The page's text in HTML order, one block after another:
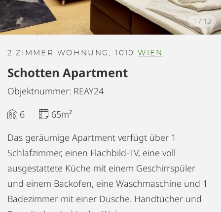
1 / 13
2 ZIMMER WOHNUNG, 1010 WIEN
Schotten Apartment
Objektnummer: REAY24
6
65m²
Das geräumige Apartment verfügt über 1
Schlafzimmer, einen Flachbild-TV, eine voll
ausgestattete Küche mit einem Geschirrspüler
und einem Backofen, eine Waschmaschine und 1
Badezimmer mit einer Dusche. Handtücher und